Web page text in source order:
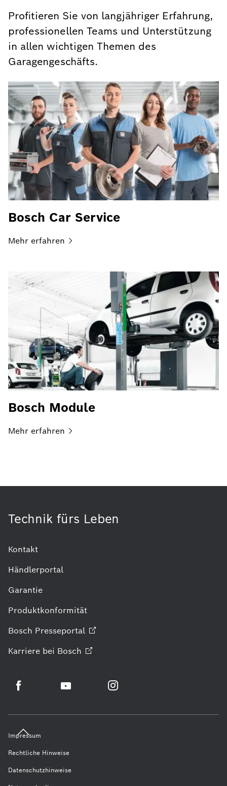
Profitieren Sie von langjähriger Erfahrung,
professionellen Teams und Unterstützung
in allen wichtigen Themen des
Garagengeschäfts.
Bosch Car Service
Mehr erfahren
Bosch Module
Mehr erfahren
Technik fürs Leben
Kontakt
Händlerportal
Garantie
Produktkonformität
Bosch Presseportal
Karriere bei Bosch
Impressum
Rechtliche Hinweise
Datenschutzhinweise